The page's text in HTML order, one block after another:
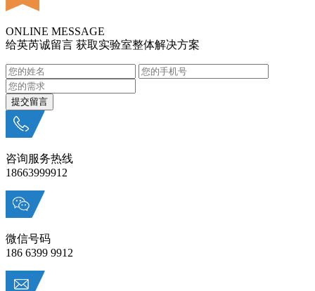
ONLINE MESSAGE
给英芮诚留言 获取实验室整体解决方案
咨询服务热线
18663999912
微信号码
186 6399 9912